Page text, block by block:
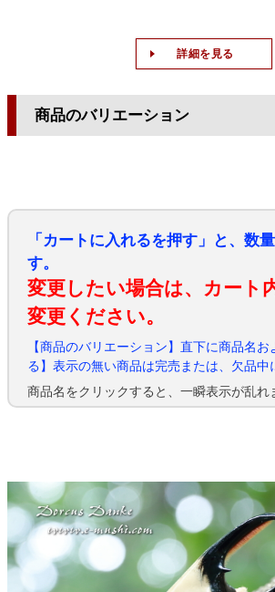
詳細を見る
商品のバリエーション
「カートに入れるを押す」と、数
す。
変更したい場合は、カート
変更ください。
【商品のバリエーション】直下に商品名
る】表示の無い商品は完売または、欠品中
商品名をクリックすると、一瞬表示が乱れ